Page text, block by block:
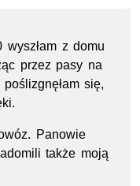
z domu
przez pasy na
się,
Panowie
także moją